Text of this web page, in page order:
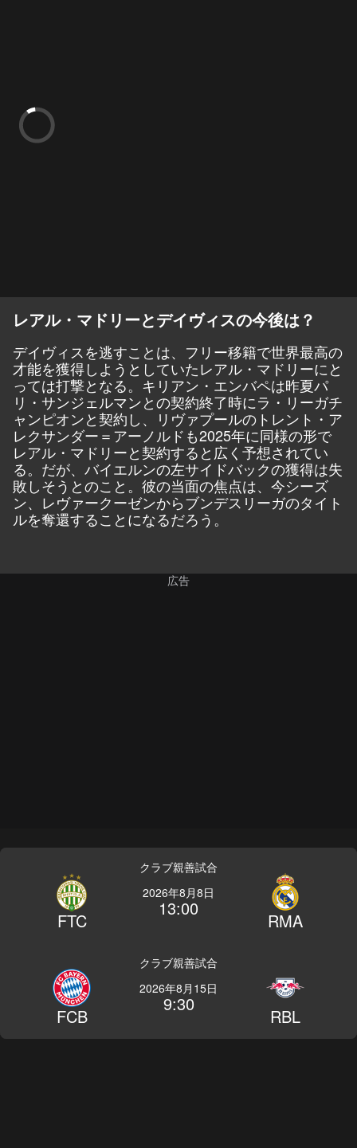
レアル・マドリーとデイヴィスの今後は？
デイヴィスを逃すことは、フリー移籍で世界最高の
才能を獲得しようとしていたレアル・マドリーにと
っては打撃となる。キリアン・エンバペは昨夏パ
リ・サンジェルマンとの契約終了時にラ・リーガチ
ャンピオンと契約し、リヴァプールのトレント・ア
レクサンダー＝アーノルドも2025年に同様の形で
レアル・マドリーと契約すると広く予想されてい
る。だが、バイエルンの左サイドバックの獲得は失
敗しそうとのこと。彼の当面の焦点は、今シーズ
ン、レヴァークーゼンからブンデスリーガのタイト
ルを奪還することになるだろう。
クラブ親善試合
FTC
2026年8月8日
13:00
RMA
クラブ親善試合
FCB
2026年8月15日
9:30
RBL